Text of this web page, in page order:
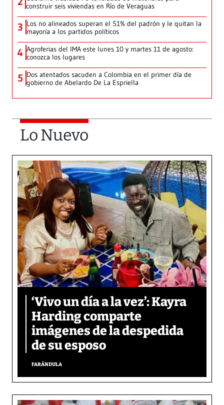
construir seis viviendas en Río de Veraguas
3 Los no alineados superan el 51% del padrón y le quitan la
mayoría a los partidos políticos
4 Agroferias del IMA este lunes 10 y martes 11 de agosto:
conozca los lugares
5 Dos atentados sacuden a Colombia en el primer día de
gobierno de Abelardo De La Espriella
Lo Nuevo
‘Vivo un día a la vez’: Kayra
Harding comparte
imágenes de la despedida
de su esposo
FARÁNDULA